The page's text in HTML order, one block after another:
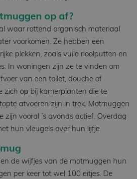
op af?
waar rottend organisch materiaal
voorkomen. Ze hebben een
plekken, zoals vuile rioolputten en
In woningen zijn ze te vinden om
van een toilet, douche of
zich op bij kamerplanten die te
afvoeren zijn in trek. Motmuggen
zijn vooral ’s avonds actief. Overdag
hun vleugels over hun lijfje.
de wijfjes van de motmuggen hun
per keer tot wel 100 eitjes. De